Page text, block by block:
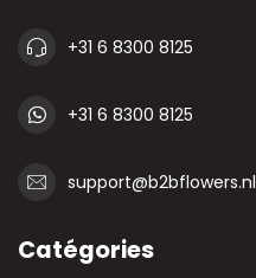
+31 6 8300 8125
+31 6 8300 8125
support@b2bflowers.nl
Catégories